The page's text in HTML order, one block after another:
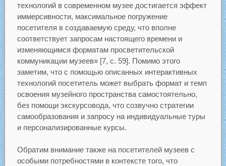
технологий в современном музее достигается эффект
иммерсивности, максимальное погружение
посетителя в создаваемую среду, что вполне
соответствует запросам настоящего времени и
изменяющимся форматам просветительской
коммуникации музеев» [7, с. 59]. Помимо этого
заметим, что с помощью описанных интерактивных
технологий посетитель может выбрать формат и темп
освоения музейного пространства самостоятельно,
без помощи экскурсовода, что созвучно стратегии
самообразования и запросу на индивидуальные туры
и персонализированные курсы.
Обратим внимание также на посетителей музеев с
особыми потребностями в контексте того, что